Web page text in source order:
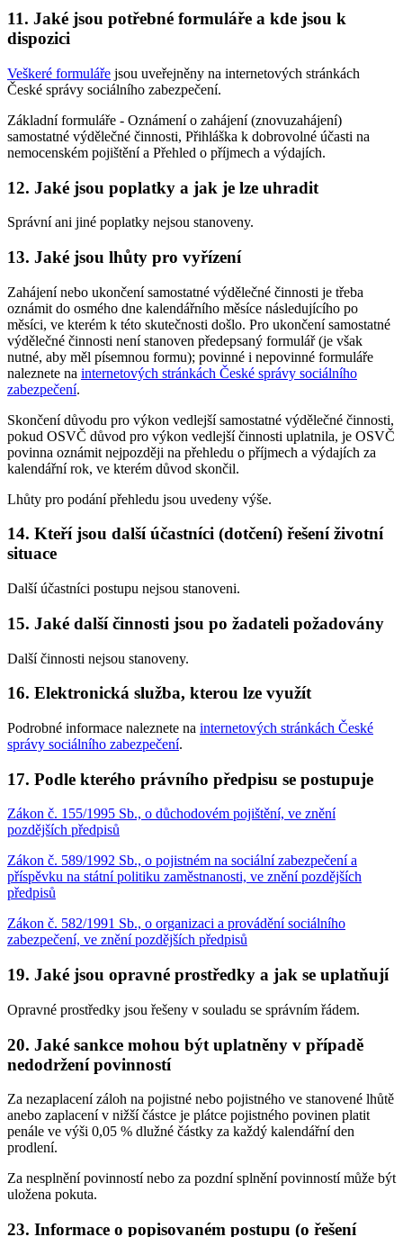
11. Jaké jsou potřebné formuláře a kde jsou k
dispozici
Veškeré formuláře jsou uveřejněny na internetových stránkách
České správy sociálního zabezpečení.
Základní formuláře - Oznámení o zahájení (znovuzahájení)
samostatné výdělečné činnosti, Přihláška k dobrovolné účasti na
nemocenském pojištění a Přehled o příjmech a výdajích.
12. Jaké jsou poplatky a jak je lze uhradit
Správní ani jiné poplatky nejsou stanoveny.
13. Jaké jsou lhůty pro vyřízení
Zahájení nebo ukončení samostatné výdělečné činnosti je třeba
oznámit do osmého dne kalendářního měsíce následujícího po
měsíci, ve kterém k této skutečnosti došlo. Pro ukončení samostatné
výdělečné činnosti není stanoven předepsaný formulář (je však
nutné, aby měl písemnou formu); povinné i nepovinné formuláře
naleznete na internetových stránkách České správy sociálního
zabezpečení.
Skončení důvodu pro výkon vedlejší samostatné výdělečné činnosti,
pokud OSVČ důvod pro výkon vedlejší činnosti uplatnila, je OSVČ
povinna oznámit nejpozději na přehledu o příjmech a výdajích za
kalendářní rok, ve kterém důvod skončil.
Lhůty pro podání přehledu jsou uvedeny výše.
14. Kteří jsou další účastníci (dotčení) řešení životní
situace
Další účastníci postupu nejsou stanoveni.
15. Jaké další činnosti jsou po žadateli požadovány
Další činnosti nejsou stanoveny.
16. Elektronická služba, kterou lze využít
Podrobné informace naleznete na internetových stránkách České
správy sociálního zabezpečení.
17. Podle kterého právního předpisu se postupuje
Zákon č. 155/1995 Sb., o důchodovém pojištění, ve znění
pozdějších předpisů
Zákon č. 589/1992 Sb., o pojistném na sociální zabezpečení a
příspěvku na státní politiku zaměstnanosti, ve znění pozdějších
předpisů
Zákon č. 582/1991 Sb., o organizaci a provádění sociálního
zabezpečení, ve znění pozdějších předpisů
19. Jaké jsou opravné prostředky a jak se uplatňují
Opravné prostředky jsou řešeny v souladu se správním řádem.
20. Jaké sankce mohou být uplatněny v případě
nedodržení povinností
Za nezaplacení záloh na pojistné nebo pojistného ve stanovené lhůtě
anebo zaplacení v nižší částce je plátce pojistného povinen platit
penále ve výši 0,05 % dlužné částky za každý kalendářní den
prodlení.
Za nesplnění povinností nebo za pozdní splnění povinností může být
uložena pokuta.
23. Informace o popisovaném postupu (o řešení